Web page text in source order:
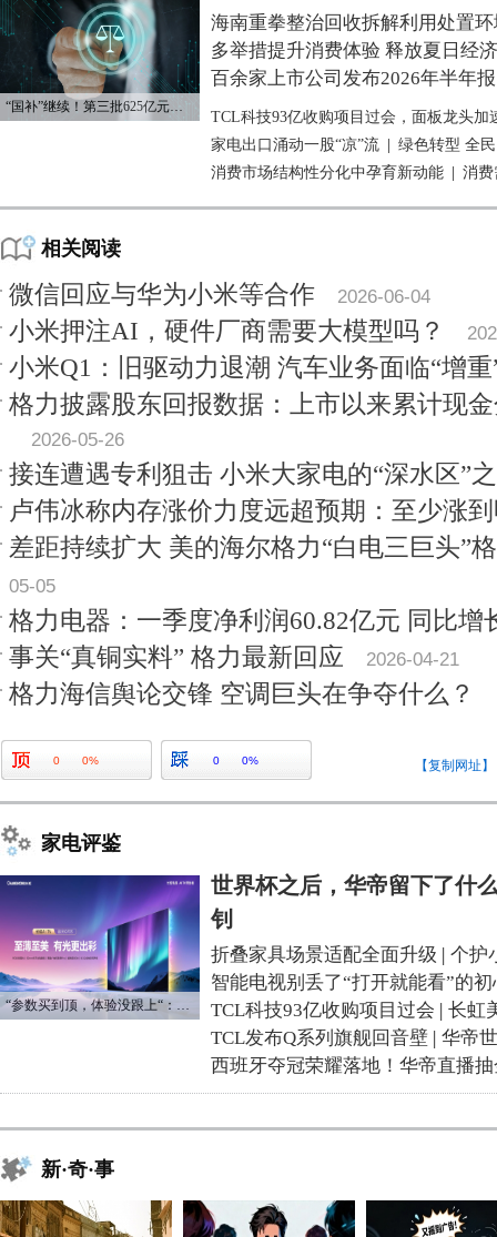
“国补”继续！第三批625亿元资金已下达
海南重拳整治回收拆解利用处置
多举措提升消费体验 释放夏日经
百余家上市公司发布2026年半年报
TCL科技93亿收购项目过会，面板龙头加
家电出口涌动一股“凉”流
绿色转型 全
消费市场结构性分化中孕育新动能
消费
相关阅读
微信回应与华为小米等合作 2026-06-04
小米押注AI，硬件厂商需要大模型吗？
小米Q1：旧驱动力退潮 汽车业务面临“增重
格力披露股东回报数据：上市以来累计现
2026-05-26
接连遭遇专利狙击 小米大家电的“深水区”
卢伟冰称内存涨价力度远超预期：至少涨
差距持续扩大 美的海尔格力“白电三巨头”
05-05
格力电器：一季度净利润60.82亿元 同比增
事关“真铜实料” 格力最新回应
2026-04-21
格力海信舆论交锋 空调巨头在争夺什么？
0 0% 0 0% 【复制网址】
家电评鉴
“参数买到顶，体验没跟上“：长虹追光Q70S给高端电视打了个样
世界杯之后，华帝留下了什
钊
折叠家具场景适配全面升级 | 个护
智能电视别丢了“打开就能看”的初
TCL科技93亿收购项目过会 | 长虹
TCL发布Q系列旗舰回音壁 | 华帝
西班牙夺冠荣耀落地！华帝直播
新·奇·事